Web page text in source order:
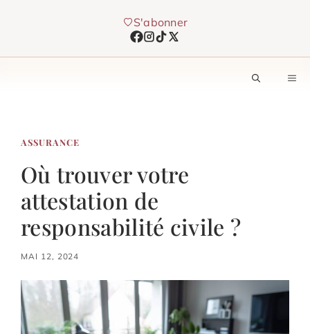
S'abonner
ASSURANCE
Où trouver votre
attestation de
responsabilité civile ?
MAI 12, 2024